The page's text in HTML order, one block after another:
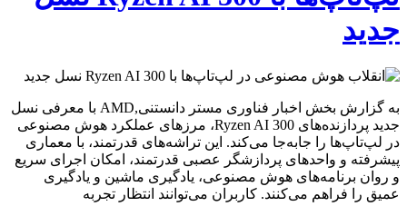
جدید
به گزارش بخش اخبار فناوری مستر دانستنی,AMD با معرفی نسل
جدید پردازنده‌های Ryzen AI 300، مرزهای عملکرد هوش مصنوعی
در لپ‌تاپ‌ها را جابه‌جا می‌کند. این تراشه‌های قدرتمند، با معماری
پیشرفته و واحدهای پردازشگر عصبی قدرتمند، امکان اجرای سریع
و روان برنامه‌های هوش مصنوعی، یادگیری ماشین و یادگیری
عمیق را فراهم می‌کنند. کاربران می‌توانند انتظار تجربه